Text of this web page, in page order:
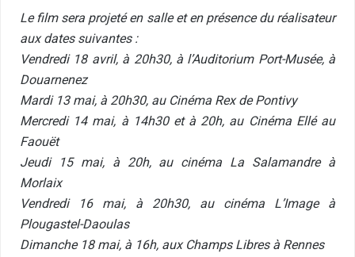
Le film sera projeté en salle et en présence du réalisateur
aux dates suivantes :
Vendredi 18 avril, à 20h30, à l’Auditorium Port-Musée, à
Douarnenez
Mardi 13 mai, à 20h30, au Cinéma Rex de Pontivy
Mercredi 14 mai, à 14h30 et à 20h, au Cinéma Ellé au
Faouët
Jeudi 15 mai, à 20h, au cinéma La Salamandre à
Morlaix
Vendredi 16 mai, à 20h30, au cinéma L’Image à
Plougastel-Daoulas
Dimanche 18 mai, à 16h, aux Champs Libres à Rennes